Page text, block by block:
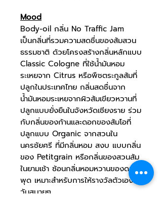
Mood
Body-oil กลิ่น No Traffic Jam
เป็นกลิ่นที่รวมความสดชื่นของส้มสวน
ธรรมชาติ ด้วยโครงสร้างกลิ่นหลักแบบ
Classic Cologne ที่ใช้น้ำมันหอม
ระเหยจาก Citrus หรือพืชตระกูลส้มที่
ปลูกในประเทศไทย กลิ่นสดชื่นจาก
น้ำมันหอมระเหยจากผิวส้มเขียวหวานที่
ปลูกแบบยั่งยืนในจังหวัดเชียงราย ร่วม
กับกลิ่นของก้านและดอกของส้มโอที่
ปลูกแบบ Organic จากสวนใน
นครชัยศรี ที่มีกลิ่นหอม สงบ แบบกลิ่น
ของ Petitgrain หรือกลิ่นของสวนส้ม
ในยามเช้า ซ้อนกลิ่นหอมหวานของดอก
พุด เหมาะสำหรับการให้รางวัลตัวเองใน
วันสบายๆ